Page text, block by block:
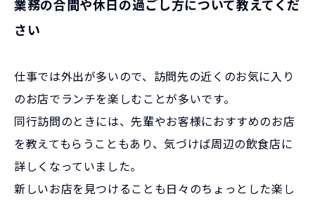
業務の合間や休日の過ごし方について教えてくだ
さい
仕事では外出が多いので、訪問先の近くのお気に入り
のお店でランチを楽しむことが多いです。
同行訪問のときには、先輩やお客様におすすめのお店
を教えてもらうこともあり、気づけば周辺の飲食店に
詳しくなっていました。
新しいお店を見つけることも日々のちょっとした楽し